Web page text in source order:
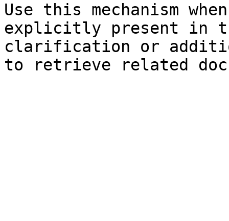
Use this mechanism
explicitly present in
clarification or